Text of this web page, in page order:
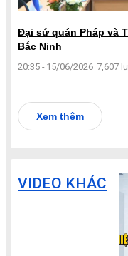
Đại sứ quán Pháp và
Bắc Ninh
20:35 - 15/06/2026 7,607
Xem thêm
VIDEO KHÁC